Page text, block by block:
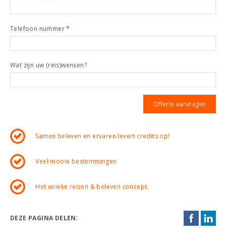
Telefoon nummer*
Wat zijn uw (reis)wensen?
Samen beleven en ervaren levert credits op!
Veel mooie bestemmingen
Het unieke reizen & beleven concept.
DEZE PAGINA DELEN: